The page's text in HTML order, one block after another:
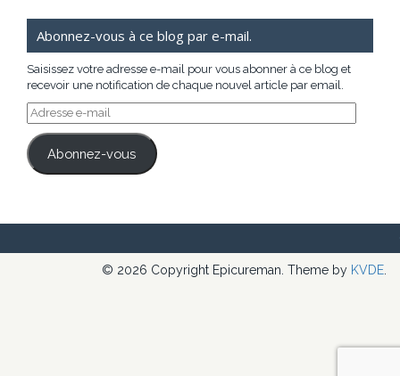
Abonnez-vous à ce blog par e-mail.
Saisissez votre adresse e-mail pour vous abonner à ce blog et
recevoir une notification de chaque nouvel article par email.
Adresse
e-
mail
Abonnez-vous
© 2026 Copyright Epicureman. Theme by KVDE.